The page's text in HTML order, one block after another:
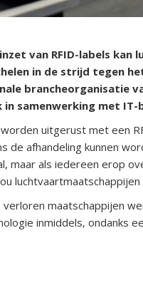
van RFID-labels
in de strijd tegen
brancheorganisatie
samenwerking met IT-
uitgerust met een
de afhandeling kunnen
maar als iedereen erop
maatschappijen
inmiddels, ondanks